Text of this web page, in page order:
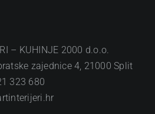
– KUHINJE 2000 d.o.o.
zajednice 4, 21000 Split
323 680